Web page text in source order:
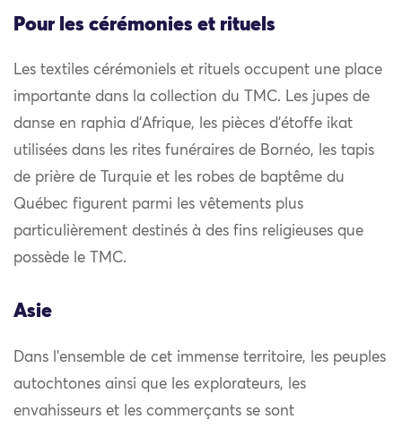
Pour les cérémonies et rituels
Les textiles cérémoniels et rituels occupent une place
importante dans la collection du TMC. Les jupes de
danse en raphia d’Afrique, les pièces d’étoffe ikat
utilisées dans les rites funéraires de Bornéo, les tapis
de prière de Turquie et les robes de baptême du
Québec figurent parmi les vêtements plus
particulièrement destinés à des fins religieuses que
possède le TMC.
Asie
Dans l’ensemble de cet immense territoire, les peuples
autochtones ainsi que les explorateurs, les
envahisseurs et les commerçants se sont